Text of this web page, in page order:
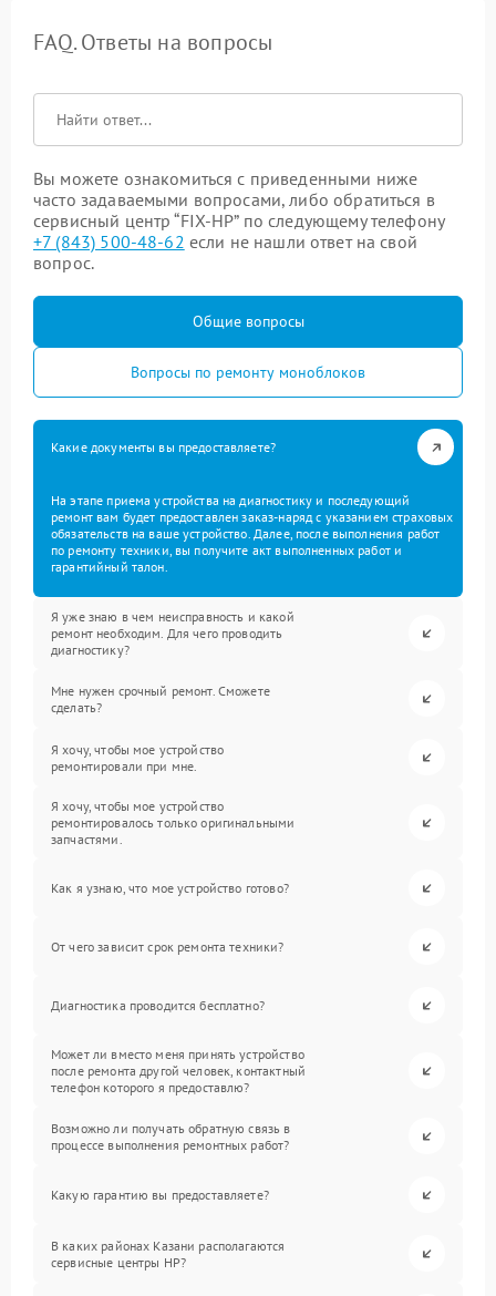
FAQ. Ответы на вопросы
Вы можете ознакомиться с приведенными ниже
часто задаваемыми вопросами, либо обратиться в
сервисный центр “FIX-HP” по следующему телефону
+7 (843) 500-48-62 если не нашли ответ на свой
вопрос.
Общие вопросы
Вопросы по ремонту моноблоков
Какие документы вы предоставляете?
На этапе приема устройства на диагностику и последующий
ремонт вам будет предоставлен заказ-наряд с указанием страховых
обязательств на ваше устройство. Далее, после выполнения работ
по ремонту техники, вы получите акт выполненных работ и
гарантийный талон.
Я уже знаю в чем неисправность и какой
ремонт необходим. Для чего проводить
диагностику?
Мне нужен срочный ремонт. Сможете
сделать?
Я хочу, чтобы мое устройство
ремонтировали при мне.
Я хочу, чтобы мое устройство
ремонтировалось только оригинальными
запчастями.
Как я узнаю, что мое устройство готово?
От чего зависит срок ремонта техники?
Диагностика проводится бесплатно?
Может ли вместо меня принять устройство
после ремонта другой человек, контактный
телефон которого я предоставлю?
Возможно ли получать обратную связь в
процессе выполнения ремонтных работ?
Какую гарантию вы предоставляете?
В каких районах Казани располагаются
сервисные центры HP?